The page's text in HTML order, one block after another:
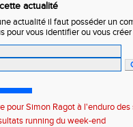
actualité
actualité il faut posséder un
pour vous identifier ou vous
pour Simon Ragot à l'enduro des
running du week-end